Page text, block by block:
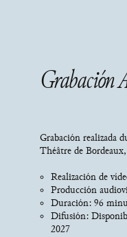
Grabación
Grabación realizada
Théâtre de
Realización de
Producción
Duración: 96
Difusión:
2027